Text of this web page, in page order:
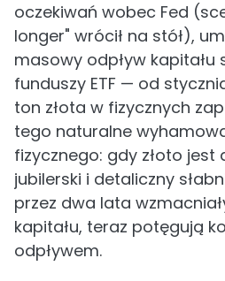
oczekiwań wobec Fed
longer" wrócił na stół),
masowy odpływ kapitału
funduszy ETF — od
ton złota w fizycznych
tego naturalne
fizycznego: gdy złoto jest
jubilerski i detaliczny
przez dwa lata
kapitału, teraz potęgują
odpływem.